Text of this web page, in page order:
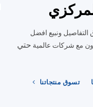
ونبيع افضل
مع شركات عالمية حتي
تسوق منتجاتنا